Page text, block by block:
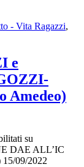
- Vita Ragazzi,
e
su
DAE ALL’IC
09/2022